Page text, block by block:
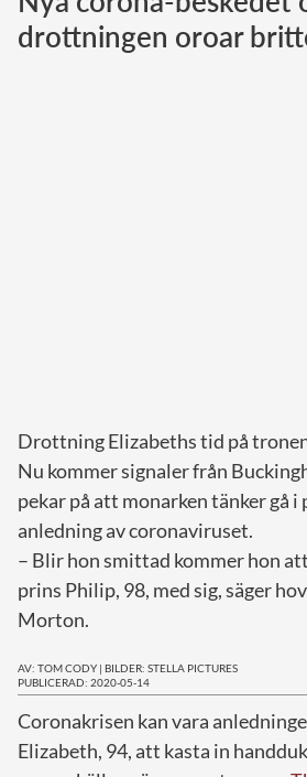
Norska
drottningen oroar
Drottning Elizabeths tid på
Nu kommer signaler från
pekar på att monarken tänker gå i
anledning av coronaviruset.
– Blir hon smittad kommer hon
prins Philip, 98, med sig, säger
Morton.
AV: TOM CODY | BILDER: STELLA PICTURES
PUBLICERAD: 2020-05-14
Coronakrisen kan vara
Elizabeth, 94, att kasta in